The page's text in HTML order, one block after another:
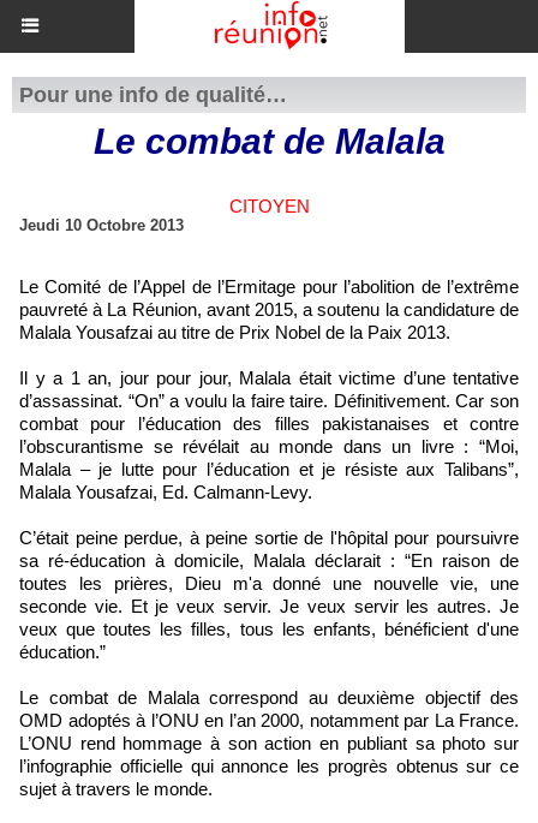
Pour une info de qualité…
Le combat de Malala
CITOYEN
Jeudi 10 Octobre 2013
Le Comité de l’Appel de l’Ermitage pour l’abolition de l’extrême
pauvreté à La Réunion, avant 2015, a soutenu la candidature de
Malala Yousafzai au titre de Prix Nobel de la Paix 2013.
Il y a 1 an, jour pour jour, Malala était victime d’une tentative
d’assassinat. “On” a voulu la faire taire. Définitivement. Car son
combat pour l’éducation des filles pakistanaises et contre
l’obscurantisme se révélait au monde dans un livre : “Moi,
Malala – je lutte pour l’éducation et je résiste aux Talibans”,
Malala Yousafzai, Ed. Calmann-Levy.
C’était peine perdue, à peine sortie de l'hôpital pour poursuivre
sa ré-éducation à domicile, Malala déclarait : “En raison de
toutes les prières, Dieu m'a donné une nouvelle vie, une
seconde vie. Et je veux servir. Je veux servir les autres. Je
veux que toutes les filles, tous les enfants, bénéficient d'une
éducation.”
Le combat de Malala correspond au deuxième objectif des
OMD adoptés à l’ONU en l’an 2000, notamment par La France.
L’ONU rend hommage à son action en publiant sa photo sur
l’infographie officielle qui annonce les progrès obtenus sur ce
sujet à travers le monde.